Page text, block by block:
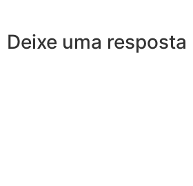
Deixe uma resposta